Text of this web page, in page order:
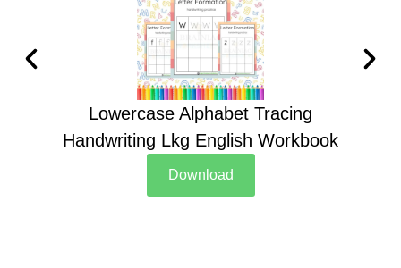
Lowercase Alphabet Tracing
Handwriting Lkg English Workbook
Download